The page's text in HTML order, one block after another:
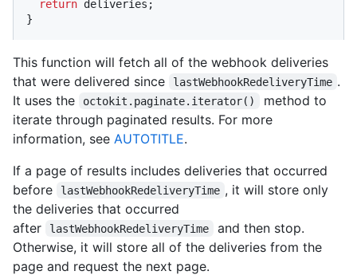
return deliveries;
}
This function will fetch all of the webhook deliveries
that were delivered since
lastWebhookRedeliveryTime .
It uses the
octokit.paginate.iterator()
method to
iterate through paginated results. For more
information, see AUTOTITLE.
If a page of results includes deliveries that occurred
before
lastWebhookRedeliveryTime , it will store only
the deliveries that occurred
after
lastWebhookRedeliveryTime
and then stop.
Otherwise, it will store all of the deliveries from the
page and request the next page.